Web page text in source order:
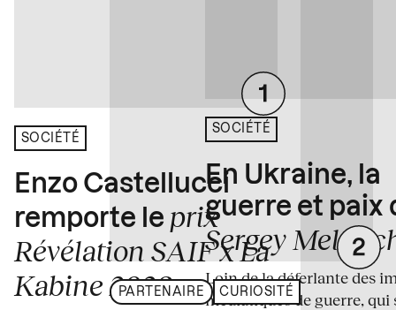
SOCIÉTÉ
Enzo Castellucci
remporte le prix
Révélation SAIF x La
Kabine 2026
PARTENAIRE CURIOSITÉ
SOCIÉTÉ
En Ukraine, la
guerre et paix
Sergey
Loin de la déferlante des
médiatiques de guerre, qui